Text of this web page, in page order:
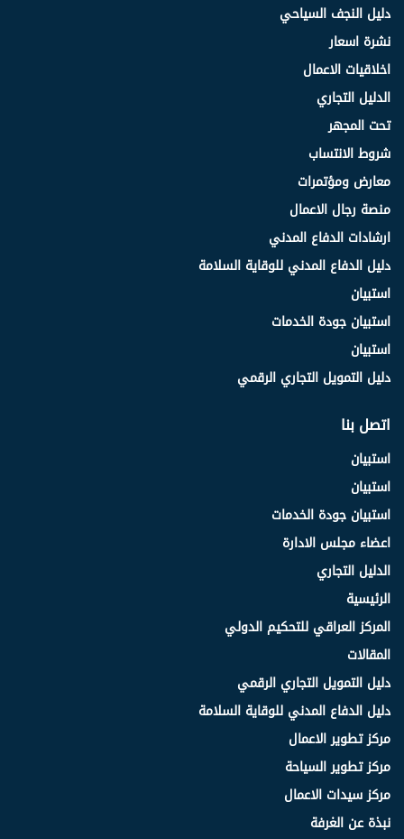
دليل النجف السياحي
نشرة اسعار
اخلاقيات الاعمال
الدليل التجاري
تحت المجهر
شروط الانتساب
معارض ومؤتمرات
منصة رجال الاعمال
ارشادات الدفاع المدني
دليل الدفاع المدني للوقاية السلامة
استبيان
استبيان جودة الخدمات
استبيان
دليل التمويل التجاري الرقمي
اتصل بنا
استبيان
استبيان
استبيان جودة الخدمات
اعضاء مجلس الادارة
الدليل التجاري
الرئيسية
المركز العراقي للتحكيم الدولي
المقالات
دليل التمويل التجاري الرقمي
دليل الدفاع المدني للوقاية السلامة
مركز تطوير الاعمال
مركز تطوير السياحة
مركز سيدات الاعمال
نبذة عن الغرفة